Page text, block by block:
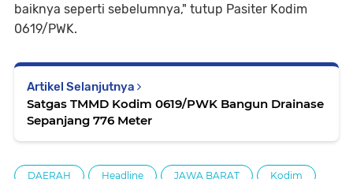
baiknya seperti sebelumnya," tutup Pasiter Kodim
0619/PWK.
Artikel Selanjutnya
Satgas TMMD Kodim 0619/PWK Bangun Drainase
Sepanjang 776 Meter
DAERAH Headline JAWA BARAT Kodim